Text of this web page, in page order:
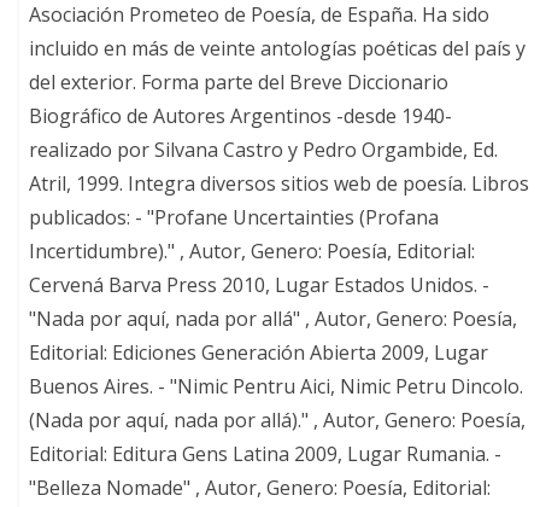
Asociación Prometeo de Poesía, de España. Ha sido
incluido en más de veinte antologías poéticas del país y
del exterior. Forma parte del Breve Diccionario
Biográfico de Autores Argentinos -desde 1940-
realizado por Silvana Castro y Pedro Orgambide, Ed.
Atril, 1999. Integra diversos sitios web de poesía. Libros
publicados: - "Profane Uncertainties (Profana
Incertidumbre)." , Autor, Genero: Poesía, Editorial:
Cervená Barva Press 2010, Lugar Estados Unidos. -
"Nada por aquí, nada por allá" , Autor, Genero: Poesía,
Editorial: Ediciones Generación Abierta 2009, Lugar
Buenos Aires. - "Nimic Pentru Aici, Nimic Petru Dincolo.
(Nada por aquí, nada por allá)." , Autor, Genero: Poesía,
Editorial: Editura Gens Latina 2009, Lugar Rumania. -
"Belleza Nomade" , Autor, Genero: Poesía, Editorial: